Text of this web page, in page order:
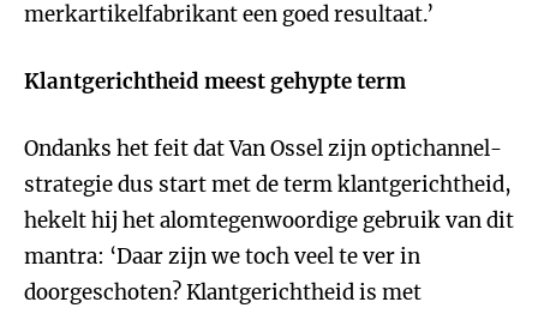
merkartikelfabrikant een goed resultaat.’
Klantgerichtheid meest gehypte term
Ondanks het feit dat Van Ossel zijn optichannel-
strategie dus start met de term klantgerichtheid,
hekelt hij het alomtegenwoordige gebruik van dit
mantra: ‘Daar zijn we toch veel te ver in
doorgeschoten? Klantgerichtheid is met